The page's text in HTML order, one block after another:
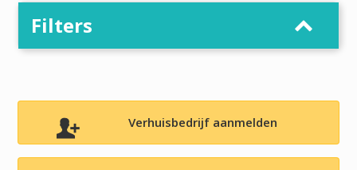
Filters
Verhuisbedrijf aanmelden